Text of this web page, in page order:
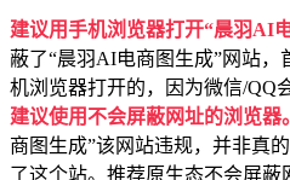
建议用手机浏览器打开“晨羽AI
蔽了“晨羽AI电商图生成”网站
机浏览器打开的，因为微信/QQ
建议使用不会屏蔽网址的浏览器。
商图生成”该网站违规，并非真
了这个站。推荐原生态不会屏